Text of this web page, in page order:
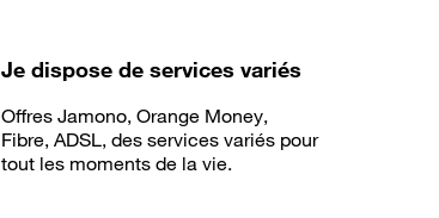
Je dispose de services variés
Offres Jamono, Orange Money,
Fibre, ADSL, des services variés pour
tout les moments de la vie.